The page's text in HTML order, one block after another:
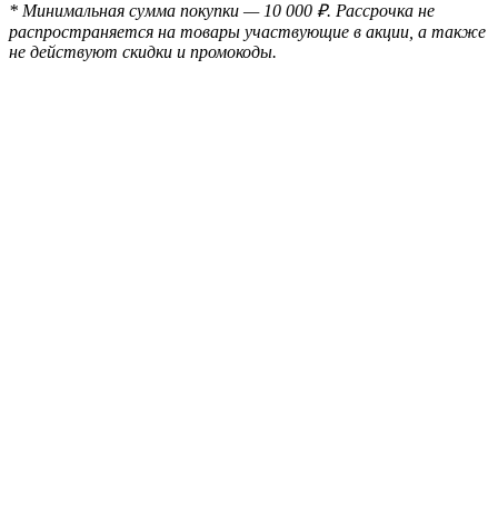
* Минимальная сумма покупки — 10 000 ₽. Рассрочка не
распространяется на товары участвующие в акции, а также
не действуют скидки и промокоды.